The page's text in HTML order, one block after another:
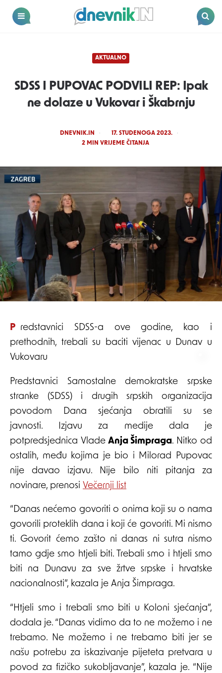
Dnevnik.in
AKTUALNO
SDSS I PUPOVAC PODVILI REP: Ipak
ne dolaze u Vukovar i Škabrnju
POSTED
DNEVNIK.IN
17. STUDENOGA 2023.
2 MIN VRIJEME ČITANJA
Predstavnici SDSS-a ove godine, kao i
prethodnih, trebali su baciti vijenac u Dunav u
Vukovaru
Predstavnici Samostalne demokratske srpske
stranke (SDSS) i drugih srpskih organizacija
povodom Dana sjećanja obratili su se
javnosti. Izjavu za medije dala je
potpredsjednica VladeAnja Šimpraga. Nitko od
ostalih, među kojima je bio i Milorad Pupovac
nije davao izjavu. Nije bilo niti pitanja za
novinare, prenosi Večernji list
“Danas nećemo govoriti o onima koji su o nama
govorili proteklih dana i koji će govoriti. Mi nismo
ti. Govorit ćemo zašto ni danas ni sutra nismo
tamo gdje smo htjeli biti. Trebali smo i htjeli smo
biti na Dunavu za sve žrtve srpske i hrvatske
nacionalnosti”, kazala je Anja Šimpraga.
“Htjeli smo i trebali smo biti u Koloni sjećanja”,
dodala je. “Danas vidimo da to ne možemo i ne
trebamo. Ne možemo i ne trebamo biti jer se
našu potrebu za iskazivanje pijeteta pretvara u
povod za fizičko sukobljavanje”, kazala je. “Nije